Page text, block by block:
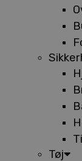
Tøj